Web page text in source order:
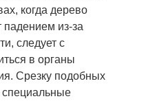
когда дерево
падением из-за
следует с
в органы
Срезку подобных
специальные